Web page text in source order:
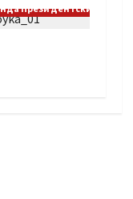
Президентских грантов